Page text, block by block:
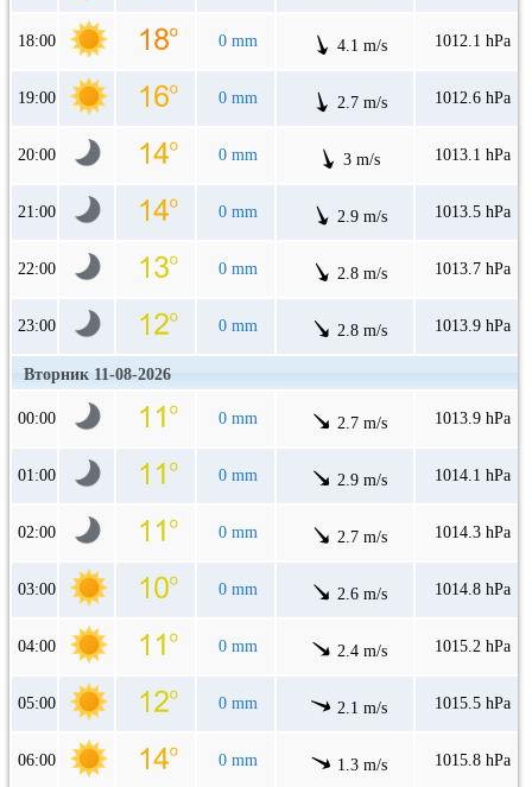
18:00 0 mm 4.1 m/s 1012.1 hPa
19:00 0 mm 2.7 m/s 1012.6 hPa
20:00 0 mm 3 m/s 1013.1 hPa
21:00 0 mm 2.9 m/s 1013.5 hPa
22:00 0 mm 2.8 m/s 1013.7 hPa
23:00 0 mm 2.8 m/s 1013.9 hPa
Вторник 11-08-2026
00:00 0 mm 2.7 m/s 1013.9 hPa
01:00 0 mm 2.9 m/s 1014.1 hPa
02:00 0 mm 2.7 m/s 1014.3 hPa
03:00 0 mm 2.6 m/s 1014.8 hPa
04:00 0 mm 2.4 m/s 1015.2 hPa
05:00 0 mm 2.1 m/s 1015.5 hPa
06:00 0 mm 1.3 m/s 1015.8 hPa